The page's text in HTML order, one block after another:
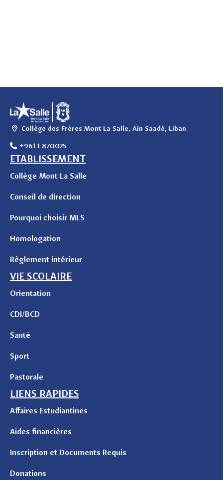
Collège des Frères Mont La Salle, Ain Saadé, Liban
+961 1 870025
ETABLISSEMENT
Collège Mont La Salle
Conseil de direction
Pourquoi choisir MLS
Homologation
Règlement intérieur
VIE SCOLAIRE
Orientation
CDI/BCD
Santé
Sport
Pastorale
LIENS RAPIDES
Affaires Estudiantines
Aides financières
Inscription et Documents Requis
Donations